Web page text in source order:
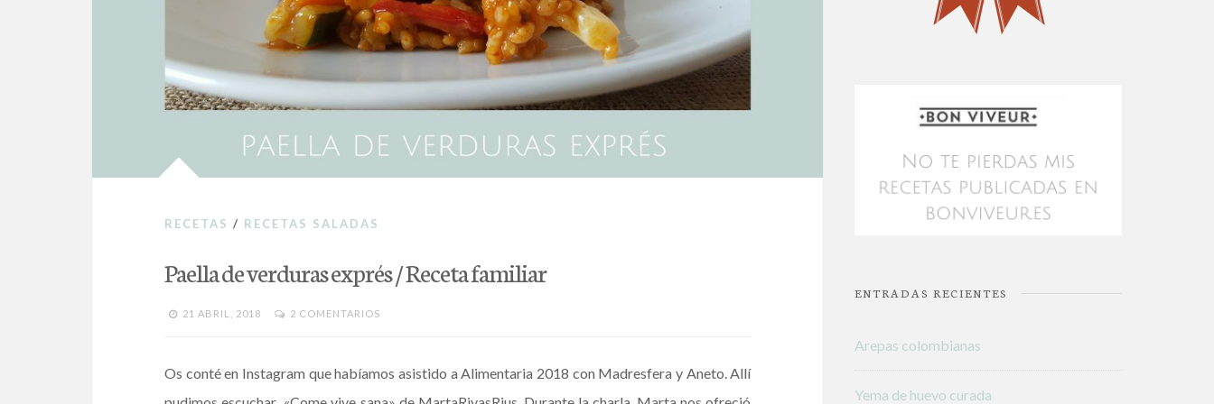
RECETAS / RECETAS SALADAS
Paella de verduras exprés / Receta familiar
21 ABRIL, 2018 2 COMENTARIOS
Os conté en Instagram que habíamos asistido a Alimentaria 2018 con Madresfera y Aneto. Allí
ENTRADAS RECIENTES
Arepas colombianas
Yema de huevo curada